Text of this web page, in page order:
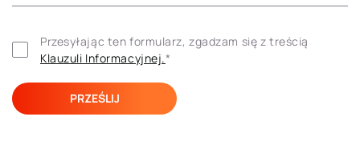
Klauzuli ​​Informacyjnej.*